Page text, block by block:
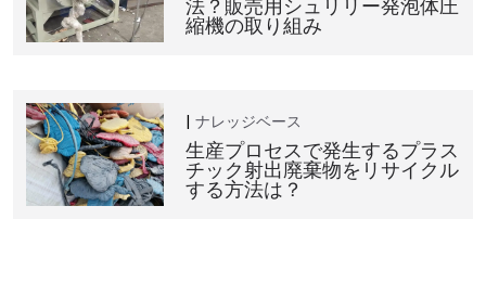
法？販売用シュリリー発泡体圧
縮機の取り組み
ナレッジベース
生産プロセスで発生するプラス
チック射出廃棄物をリサイクル
する方法は？